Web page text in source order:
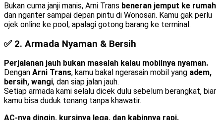
Bukan cuma janji manis, Arni Trans beneran jemput ke rumah
dan nganter sampai depan pintu di Wonosari. Kamu gak perlu
ojek online ke pool, apalagi gotong barang ke terminal.
✅ 2. Armada Nyaman & Bersih
Perjalanan jauh bukan masalah kalau mobilnya nyaman.
Dengan Arni Trans, kamu bakal ngerasain mobil yang adem,
bersih, wangi, dan siap jalan jauh.
Setiap armada kami selalu dicek dulu sebelum berangkat, biar
kamu bisa duduk tenang tanpa khawatir.
AC-nya dingin, kursinya lega, dan kabinnya rapi.